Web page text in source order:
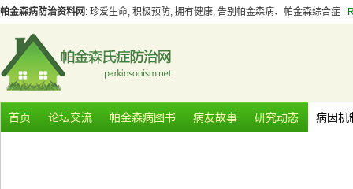
帕金森病防治资料网 : 珍爱生命, 积极预防, 拥有健康, 告别帕金森病、帕金森综合症 |
首页 论坛交流 帕金森病图书 病友故事 研究动态 病因机